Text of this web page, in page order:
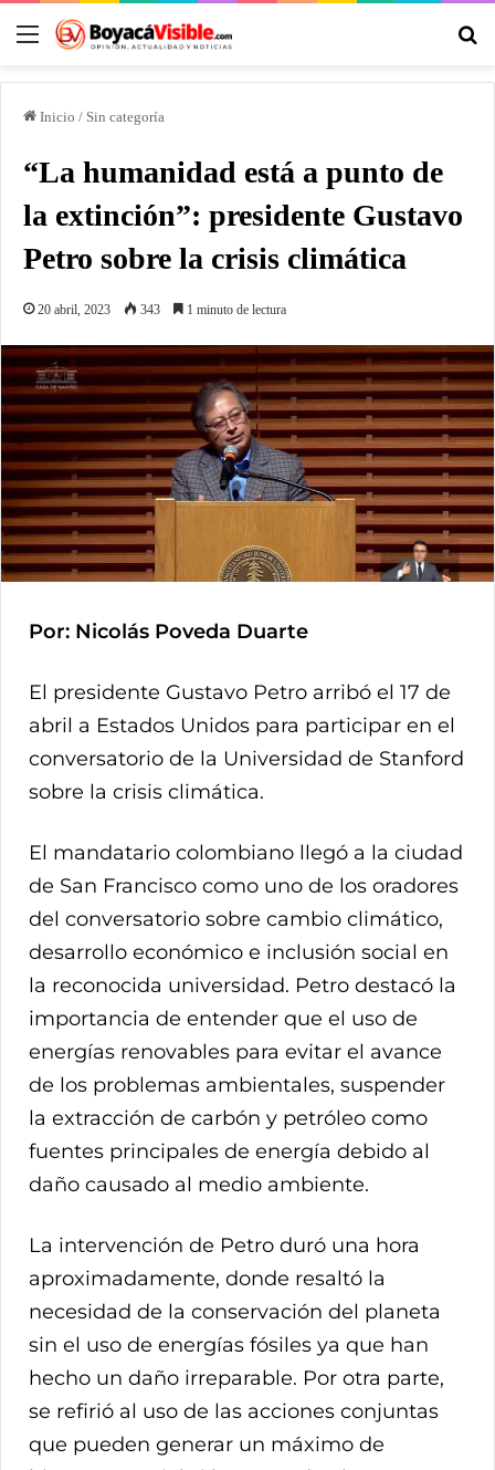
Inicio / Sin categoría
“La humanidad está a punto de
la extinción”: presidente Gustavo
Petro sobre la crisis climática
20 abril, 2023 343 1 minuto de lectura
Por: Nicolás Poveda Duarte
El presidente Gustavo Petro arribó el 17 de
abril a Estados Unidos para participar en el
conversatorio de la Universidad de Stanford
sobre la crisis climática.
El mandatario colombiano llegó a la ciudad
de San Francisco como uno de los oradores
del conversatorio sobre cambio climático,
desarrollo económico e inclusión social en
la reconocida universidad. Petro destacó la
importancia de entender que el uso de
energías renovables para evitar el avance
de los problemas ambientales, suspender
la extracción de carbón y petróleo como
fuentes principales de energía debido al
daño causado al medio ambiente.
La intervención de Petro duró una hora
aproximadamente, donde resaltó la
necesidad de la conservación del planeta
sin el uso de energías fósiles ya que han
hecho un daño irreparable. Por otra parte,
se refirió al uso de las acciones conjuntas
que pueden generar un máximo de